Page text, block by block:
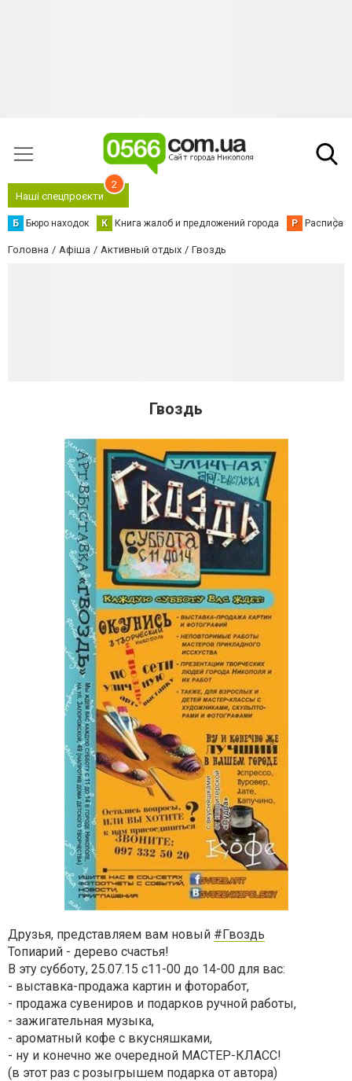
Наші спецпроєкти
2
Б Бюро находок К Книга жалоб и предложений города Р
Головна Афіша Активный отдых Гвоздь
Гвоздь
Друзья, представляем вам новый #Гвоздь
Топиарий - дерево счастья!
В эту субботу, 25.07.15 с11-00 до 14-00 для вас:
- выставка-продажа картин и фоторабот,
- продажа сувениров и подарков ручной работы,
- зажигательная музыка,
- ароматный кофе с вкусняшками,
- ну и конечно же очередной МАСТЕР-КЛАСС!
(в этот раз с розыгрышем подарка от автора)